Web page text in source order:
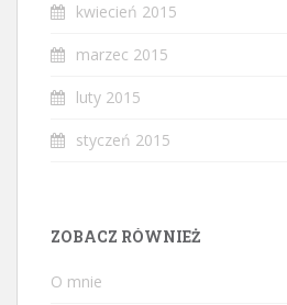
kwiecień 2015
marzec 2015
luty 2015
styczeń 2015
ZOBACZ RÓWNIEŻ
O mnie